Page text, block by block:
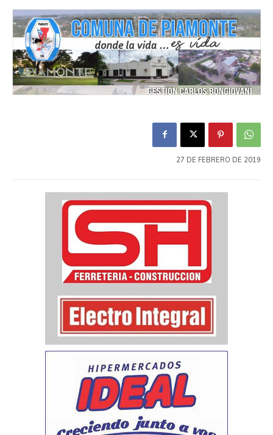
27 DE FEBRERO DE 2019